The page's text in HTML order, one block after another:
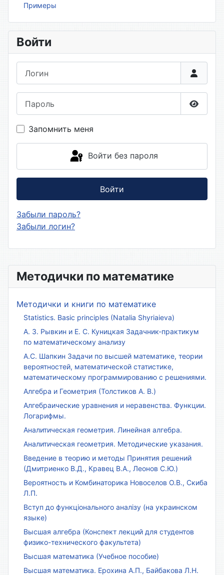
Методички по математике
Методички и книги по математике
Statistics. Basic principles (Natalia Shyriaieva)
А. З. Рывкин и Е. С. Куницкая Задачник-практикум
по математическому анализу
А.С. Шапкин Задачи по высшей математике, теории
вероятностей, математической статистике,
математическому программированию с решениями.
Алгебра и Геометрия (Толстиков А. В.)
Алгебраические уравнения и неравенства. Функции.
Логарифмы.
Аналитическая геометрия. Линейная алгебра.
Аналитическая геометрия. Методические указания.
Введение в теорию и методы Принятия решений
(Дмитриенко В.Д., Кравец В.А., Леонов С.Ю.)
Вероятность и Комбинаторика Новоселов О.В., Скиба
Л.П.
Вступ до функціонального аналізу (на украинском
языке)
Высшая алгебра (Конспект лекций для студентов
физико-технического факультета)
Высшая математика (Учебное пособие)
Высшая математика. Ерохина А.П., Байбакова Л.Н.
Примеры
Войти
Запомнить меня
Войти без пароля
Войти
Забыли пароль?
Забыли логин?